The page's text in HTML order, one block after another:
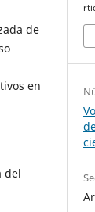
de
en
del